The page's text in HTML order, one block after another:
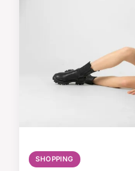
SHOPPING